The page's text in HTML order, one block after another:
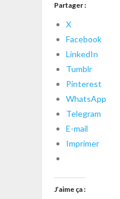
Partager :
X
Facebook
LinkedIn
Tumblr
Pinterest
WhatsApp
Telegram
E-mail
Imprimer
J’aime ça :